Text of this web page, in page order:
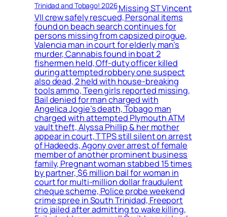
Trinidad and Tobago! 2026Missing ST Vincent
VII crew safely rescued, Personal items
found on beach search continues for
persons missing from capsized pirogue,
Valencia man in court for elderly man’s
murder, Cannabis found in boat 2
fishermen held, Off-duty officer killed
during attempted robbery one suspect
also dead, 2 held with house-breaking
tools ammo, Teen girls reported missing,
Bail denied for man charged with
Angelica Jogie’s death, Tobago man
charged with attempted Plymouth ATM
vault theft, Alyssa Phillip & her mother
appear in court, TTPS still silent on arrest
of Hadeeds, Agony over arrest of female
member of another prominent business
family, Pregnant woman stabbed 15 times
by partner, $6 million bail for woman in
court for multi-million dollar fraudulent
cheque scheme, Police probe weekend
crime spree in South Trinidad, Freeport
trio jailed after admitting to wake killing,